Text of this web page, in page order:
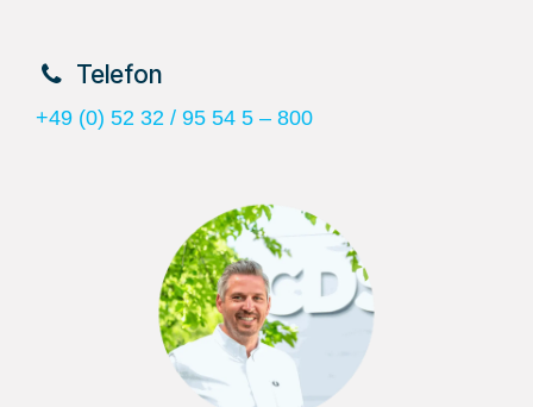
​Telefon
+49 (0) 52 32 / 95 54 5 – 800